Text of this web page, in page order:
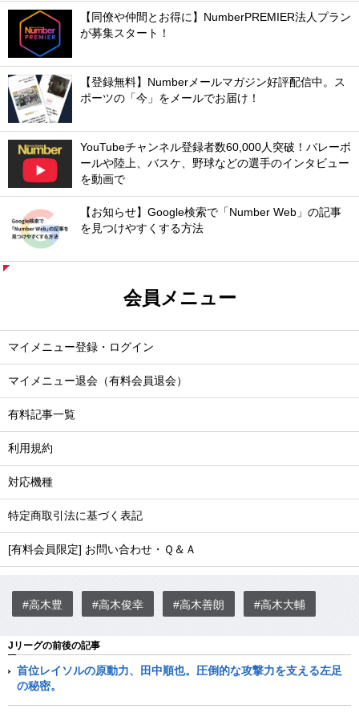
【同僚や仲間とお得に】NumberPREMIER法人プラン
が募集スタート！
【登録無料】Numberメールマガジン好評配信中。ス
ポーツの「今」をメールでお届け！
YouTubeチャンネル登録者数60,000人突破！バレーボ
ールや陸上、バスケ、野球などの選手のインタビュー
を動画で
【お知らせ】Google検索で「Number Web」の記事
を見つけやすくする方法
会員メニュー
マイメニュー登録・ログイン
マイメニュー退会（有料会員退会）
有料記事一覧
利用規約
対応機種
特定商取引法に基づく表記
[有料会員限定] お問い合わせ・Ｑ＆Ａ
#高木豊 #高木俊幸 #高木善朗 #高木大輔
Jリーグの前後の記事
首位レイソルの原動力、田中順也。圧倒的な攻撃力を支える左足
の秘密。